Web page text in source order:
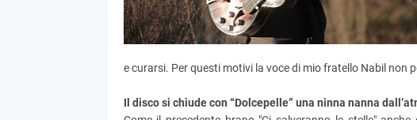
e curarsi. Per questi motivi la voce di mio fratello Nabil non
Il disco si chiude con “Dolcepelle” una ninna nanna